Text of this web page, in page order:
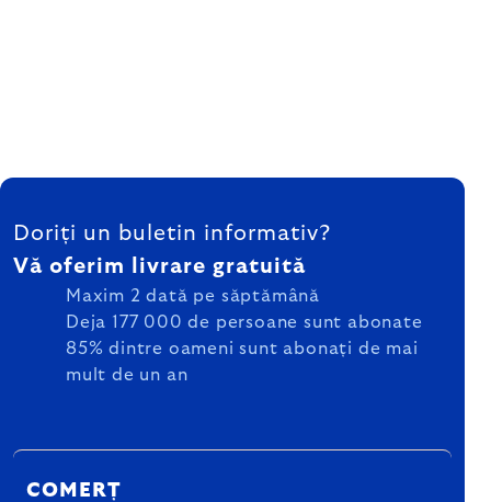
SUBSOL
Doriți un buletin informativ?
Vă oferim livrare gratuită
Maxim 2 dată pe săptămână
Deja 177 000 de persoane sunt abonate
85% dintre oameni sunt abonați de mai
mult de un an
COMERȚ